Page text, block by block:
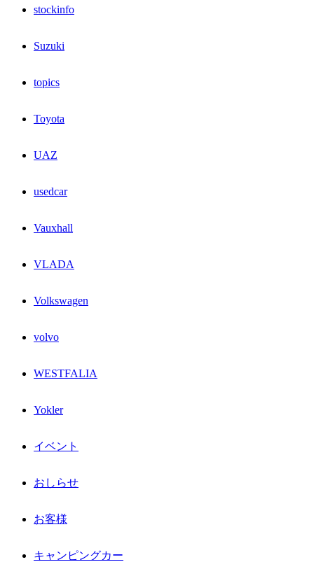
stockinfo
Suzuki
topics
Toyota
UAZ
usedcar
Vauxhall
VLADA
Volkswagen
volvo
WESTFALIA
Yokler
イベント
おしらせ
お客様
キャンピングカー